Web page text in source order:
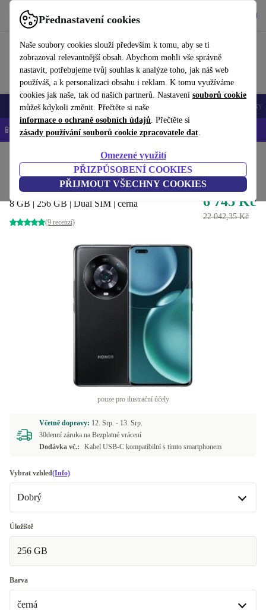
Přednastavení cookies
Naše soubory cookies slouží především k tomu, aby se ti
zobrazoval relevantnější obsah. Abychom mohli vše správně
nastavit, potřebujeme tvůj souhlas k analýze toho, jak náš web
používáš, a k personalizaci obsahu i reklam. K tomu využíváme
cookies jak naše, tak od našich partnerů. Nastavení souborů cookie
můžeš kdykoli změnit. Přečtěte si naše
informace o ochraně osobních údajů. Přečtěte si
zásady používání souborů cookie zpracovatele dat.
Omezené využití
PŘIZPŮSOBENÍ COOKIES
PŘIJMOUT VŠECHNY COOKIES
Používejte refurbed rychle a snadno
Mobily a smartphony Notebooky Tablety Doplňky
📱 -5 % NAVÍC na všechny iPhony – kód: IPHONEDEAL-
Mobily a smartphony Mobily Honor
Honor Magic 4 Pro 5G
8 GB | 256 GB | Dual SIM | černá
(9 recenzí)
6 745 Kč
22 042,35 Kč
pouze pro ilustrační účely
Včetně dopravy: 12. Srp. - 13. Srp.
30denní záruka na Bezplatné vrácení
Dodávka vč.:
Kabel USB-C kompatibilní s tímto smartphonem
Vybrat vzhled(Info)
Dobrý
Dobrý
Velmi dobrý
Úložiště
256 GB
Barva
černá